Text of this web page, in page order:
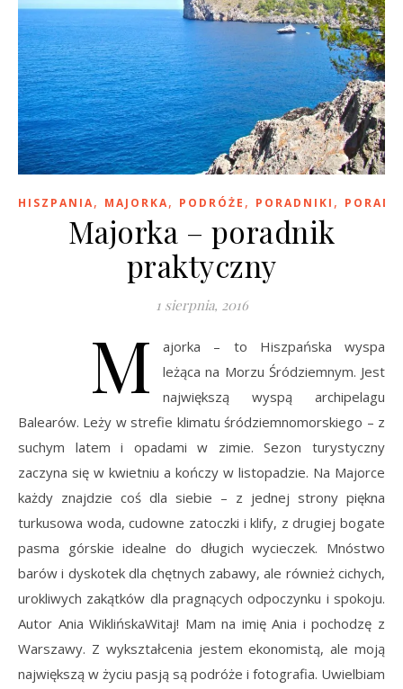
HISZPANIA, MAJORKA, PODRÓŻE , PORADNIKI , PORADY
Majorka – poradnik
praktyczny
1 sierpnia, 2016
M
ajorka – to Hiszpańska wyspa
leżąca na Morzu Śródziemnym. Jest
największą wyspą archipelagu
Balearów. Leży w strefie klimatu śródziemnomorskiego – z
suchym latem i opadami w zimie. Sezon turystyczny
zaczyna się w kwietniu a kończy w listopadzie. Na Majorce
każdy znajdzie coś dla siebie – z jednej strony piękna
turkusowa woda, cudowne zatoczki i klify, z drugiej bogate
pasma górskie idealne do długich wycieczek. Mnóstwo
barów i dyskotek dla chętnych zabawy, ale również cichych,
urokliwych zakątków dla pragnących odpoczynku i spokoju.
Autor Ania WiklińskaWitaj! Mam na imię Ania i pochodzę z
Warszawy. Z wykształcenia jestem ekonomistą, ale moją
największą w życiu pasją są podróże i fotografia. Uwielbiam